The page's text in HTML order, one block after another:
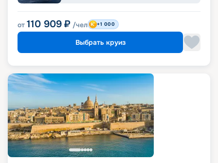
от 110 909 ₽ /чел +1 000
Выбрать круиз